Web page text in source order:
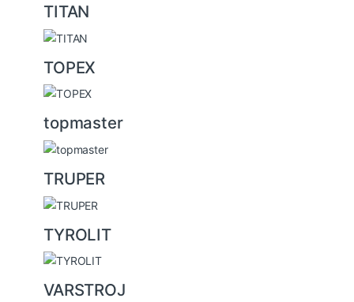
TITAN
TOPEX
topmaster
TRUPER
TYROLIT
VARSTROJ